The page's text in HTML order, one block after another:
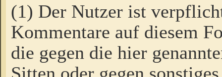
(1) Der Nutzer ist
Kommentare auf diesem
die gegen die hier